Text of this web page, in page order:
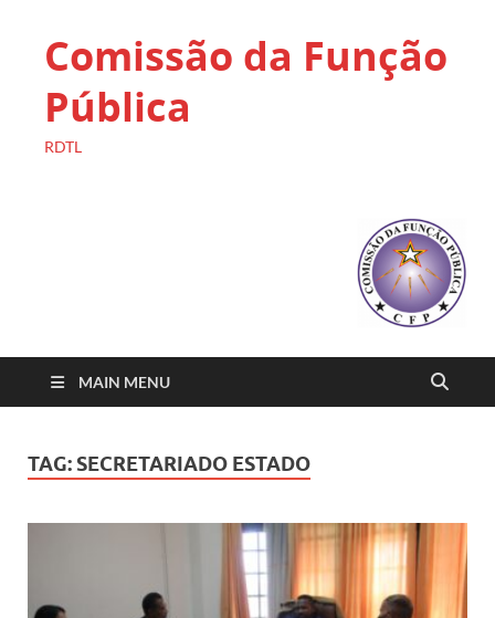
Comissão da Função
Pública
RDTL
MAIN MENU
TAG: SECRETARIADO ESTADO